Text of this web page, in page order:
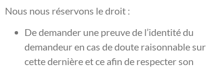
Nous nous réservons le droit :
De demander une preuve de l’identité du
demandeur en cas de doute raisonnable sur
cette dernière et ce afin de respecter son